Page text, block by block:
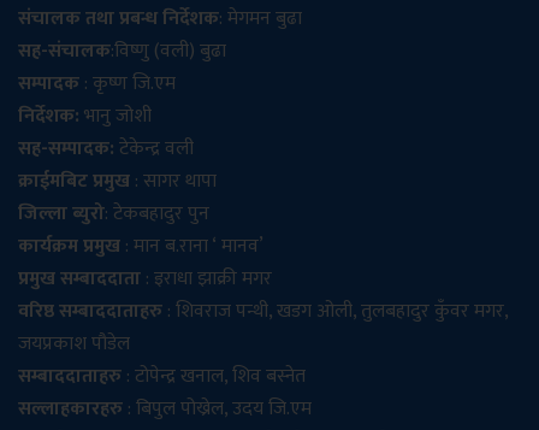
संचालक तथा प्रबन्ध निर्देशक: मेगमन बुढा
सह-संचालक:विष्णु (वली) बुढा
सम्पादक: कृष्ण जि.एम
निर्देशक:भानु जोशी
सह-सम्पादक:टेकेन्द्र वली
क्राईमबिट प्रमुख: सागर थापा
जिल्ला ब्युरो: टेकबहादुर पुन
कार्यक्रम प्रमुख: मान ब.राना ‘ मानव’
प्रमुख सम्बाददाता: इराधा झाक्री मगर
वरिष्ठ सम्बाददाताहरु: शिवराज पन्थी, खडग ओली, तुलबहादुर कुँवर मगर,
जयप्रकाश पौडेल
सम्बाददाताहरु: टोपेन्द्र खनाल, शिव बस्नेत
सल्लाहकारहरु: बिपुल पोख्रेल, उदय जि.एम